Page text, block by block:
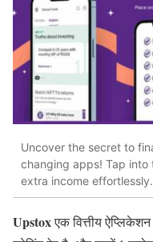
Uncover the secret to
changing apps! Tap
extra income effortlessly.
Upstoxएक वित्तीय